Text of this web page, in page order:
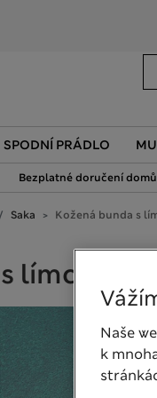
SPODNÍ PRÁDLO
Bezplatné doručení
Saka Kožená bunda s
límcem s
Naše
k